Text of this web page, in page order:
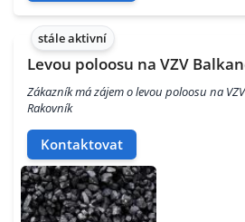
stále aktivní
Levou poloosu na VZV
Zákazník má zájem o levou poloosu na
Rakovník
Kontaktovat